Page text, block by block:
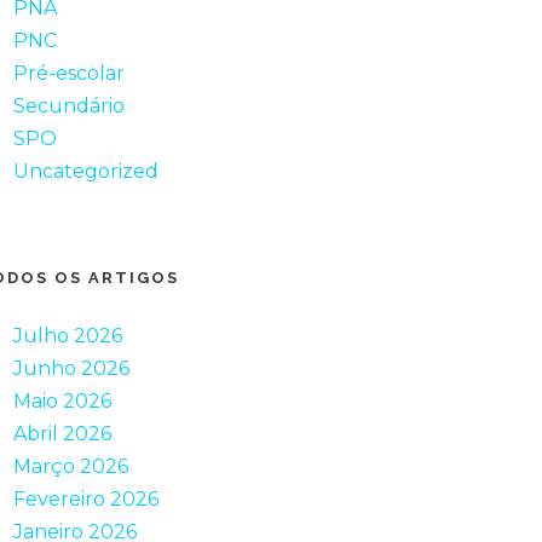
PNA
PNC
Pré-escolar
Secundário
SPO
Uncategorized
OS ARTIGOS
Julho 2026
Junho 2026
Maio 2026
Abril 2026
Março 2026
Fevereiro 2026
Janeiro 2026